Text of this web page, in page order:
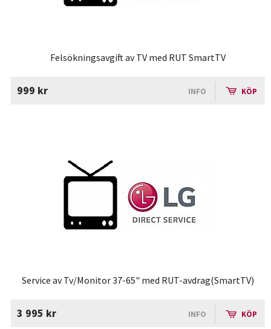
Felsökningsavgift av TV med RUT SmartTV
999 kr INFO KÖP
Service av Tv/Monitor 37-65" med RUT-avdrag(SmartTV)
3 995 kr INFO KÖP